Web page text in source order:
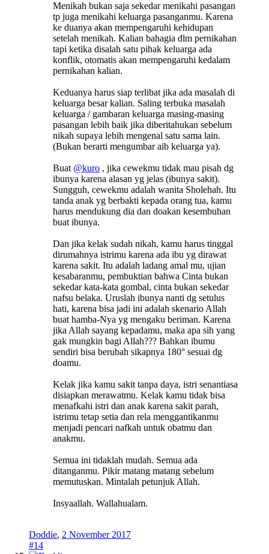
Menikah bukan saja sekedar menikahi pasangan
tp juga menikahi keluarga pasanganmu. Karena
ke duanya akan mempengaruhi kehidupan
setelah menikah. Kalian bahagia dlm pernikahan
tapi ketika disalah satu pihak keluarga ada
konflik, otomatis akan mempengaruhi kedalam
pernikahan kalian.
Keduanya harus siap terlibat jika ada masalah di
keluarga besar kalian. Saling terbuka masalah
keluarga / gambaran keluarga masing-masing
pasangan lebih baik jika diberitahukan sebelum
nikah supaya lebih mengenal satu sama lain.
(Bukan berarti mengumbar aib keluarga ya).
Buat @kuro , jika cewekmu tidak mau pisah dg
ibunya karena alasan yg jelas (ibunya sakit).
Sungguh, cewekmu adalah wanita Sholehah. Itu
tanda anak yg berbakti kepada orang tua, kamu
harus mendukung dia dan doakan kesembuhan
buat ibunya.
Dan jika kelak sudah nikah, kamu harus tinggal
dirumahnya istrimu karena ada ibu yg dirawat
karena sakit. Itu adalah ladang amal mu, ujian
kesabaranmu, pembuktian bahwa Cinta bukan
sekedar kata-kata gombal, cinta bukan sekedar
nafsu belaka. Uruslah ibunya nanti dg setulus
hati, karena bisa jadi ini adalah skenario Allah
buat hamba-Nya yg mengaku beriman. Karena
jika Allah sayang kepadamu, maka apa sih yang
gak mungkin bagi Allah??? Bahkan ibumu
sendiri bisa berubah sikapnya 180° sesuai dg
doamu.
Kelak jika kamu sakit tanpa daya, istri senantiasa
disiapkan merawatmu. Kelak kamu tidak bisa
menafkahi istri dan anak karena sakit parah,
istrimu tetap setia dan rela menggantikanmu
menjadi pencari nafkah untuk obatmu dan
anakmu.
Semua ini tidaklah mudah. Semua ada
ditanganmu. Pikir matang matang sebelum
memutuskan. Mintalah petunjuk Allah.
Insyaallah. Wallahualam.
Doddie, 2 November 2017
#14